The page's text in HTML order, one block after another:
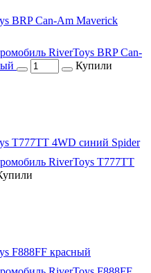
BRP Can-Am Maverick
RiverToys BRP Can-
Купили
T777TT 4WD синий Spider
RiverToys T777TT
F888FF красный